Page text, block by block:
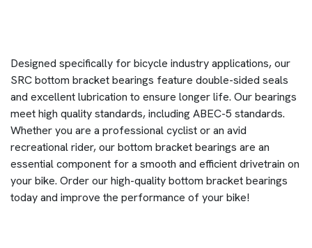
Designed specifically for bicycle industry applications, our
SRC bottom bracket bearings feature double-sided seals
and excellent lubrication to ensure longer life. Our bearings
meet high quality standards, including ABEC-5 standards.
Whether you are a professional cyclist or an avid
recreational rider, our bottom bracket bearings are an
essential component for a smooth and efficient drivetrain on
your bike. Order our high-quality bottom bracket bearings
today and improve the performance of your bike!